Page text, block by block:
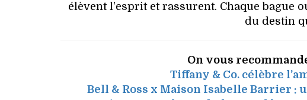
élèvent l'esprit et rassurent. Chaque bague
du destin
On vous
Tiffany & Co. célèbre
Bell & Ross x Maison Isabelle Barrier :